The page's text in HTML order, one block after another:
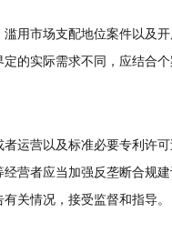
市场支配地位案件以及开
的实际需求不同，应结合个
营以及标准必要专利许可
营者应当加强反垄断合规
关情况，接受监督和指导。